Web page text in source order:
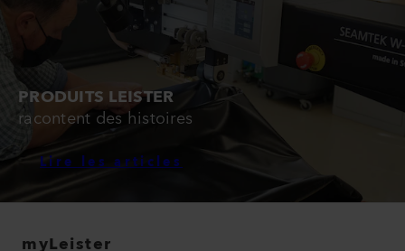
PRODUITS LEISTER
racontent des histoires
Lire les articles
myLeister